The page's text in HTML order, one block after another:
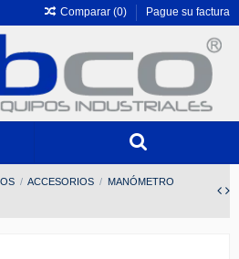
Comparar (0) Pague su factura
ACCESORIOS
MANÓMETRO